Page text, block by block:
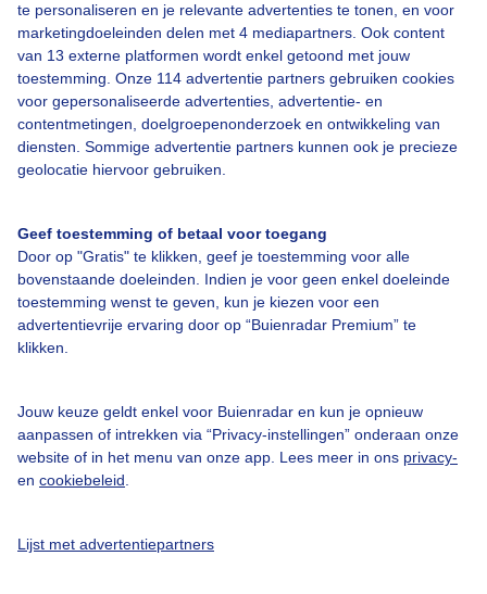
te personaliseren en je relevante advertenties te tonen, en voor
marketingdoeleinden delen met 4 mediapartners. Ook content
van 13 externe platformen wordt enkel getoond met jouw
toestemming. Onze 114 advertentie partners gebruiken cookies
voor gepersonaliseerde advertenties, advertentie- en
contentmetingen, doelgroepenonderzoek en ontwikkeling van
diensten. Sommige advertentie partners kunnen ook je precieze
geolocatie hiervoor gebruiken.
Geef toestemming of betaal voor toegang
Door op "Gratis" te klikken, geef je toestemming voor alle
bovenstaande doeleinden. Indien je voor geen enkel doeleinde
toestemming wenst te geven, kun je kiezen voor een
advertentievrije ervaring door op “Buienradar Premium” te
klikken.
Jouw keuze geldt enkel voor Buienradar en kun je opnieuw
aanpassen of intrekken via “Privacy-instellingen” onderaan onze
website of in het menu van onze app. Lees meer in ons privacy-
en cookiebeleid
Lijst met advertentiepartners
Een moment geduld aub...
Bedrijfsgegevens
Veelgestelde vragen
Contact
Gebruikersvoorwaarden
Adverteren